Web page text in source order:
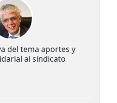
del tema aportes y
al sindicato